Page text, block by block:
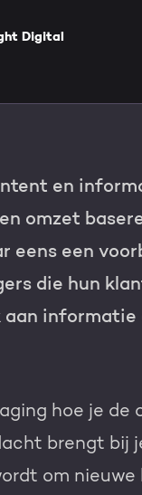
design
SERVICES
Digital
en
omzet
eens een
die hun
hoe je de
brengt bij
om